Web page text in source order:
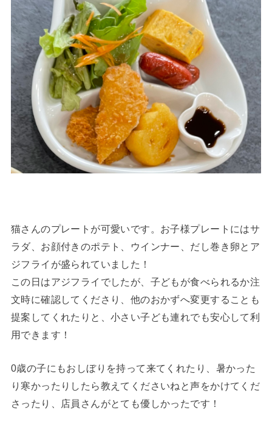
猫さんのプレートが可愛いです。お子様プレートにはサ
ラダ、お顔付きのポテト、ウインナー、だし巻き卵とア
ジフライが盛られていました！
この日はアジフライでしたが、子どもが食べられるか注
文時に確認してくださり、他のおかずへ変更することも
提案してくれたりと、小さい子ども連れでも安心して利
用できます！
0歳の子にもおしぼりを持って来てくれたり、暑かった
り寒かったりしたら教えてくださいねと声をかけてくだ
さったり、店員さんがとても優しかったです！